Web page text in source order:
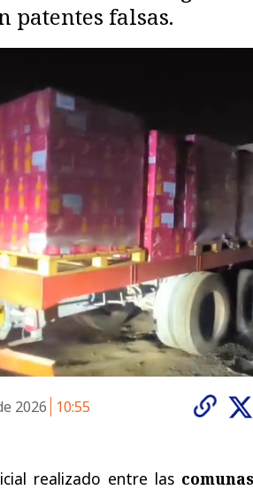
patentes falsas.
2026 10:55
realizado entre las